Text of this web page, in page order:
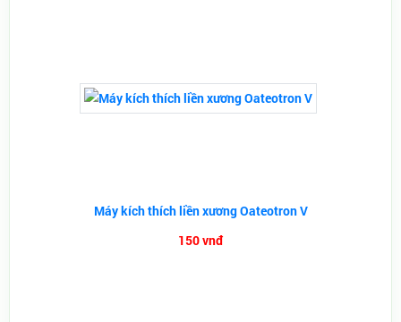
Máy kích thích liền xương Oateotron V
150 vnđ